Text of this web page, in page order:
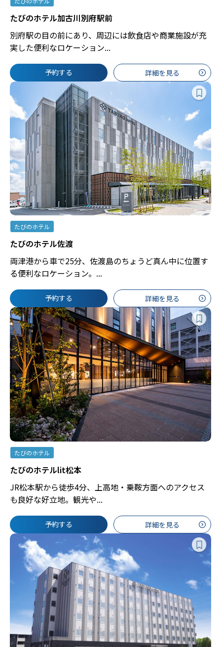
たびのホテル加古川別府駅前
別府駅の目の前にあり、周辺には飲食店や商業施設が充
実した便利なロケーション...
予約する 詳細を見る
たびのホテル
たびのホテル佐渡
両津港から車で25分、佐渡島のちょうど真ん中に位置す
る便利なロケーション。...
予約する 詳細を見る
たびのホテル
たびのホテルlit松本
JR松本駅から徒歩4分、上高地・乗鞍方面へのアクセス
も良好な好立地。観光や...
予約する 詳細を見る